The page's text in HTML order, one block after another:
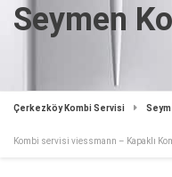
Seymen
Çerkezköy Kombi Servisi
Kombi servisi viessmann – Kapaklı